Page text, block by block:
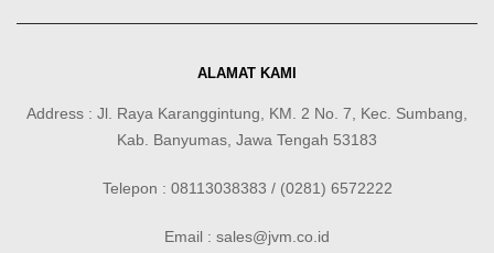
ALAMAT KAMI
Address : Jl. Raya Karanggintung, KM. 2 No. 7, Kec. Sumbang,
Kab. Banyumas, Jawa Tengah 53183
Telepon : 08113038383 / (0281) 6572222
Email : sales@jvm.co.id